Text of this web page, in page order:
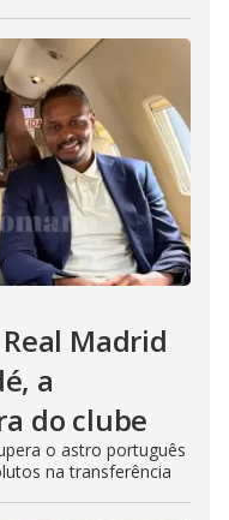
Madrid
a
do clube
o astro português
na transferência